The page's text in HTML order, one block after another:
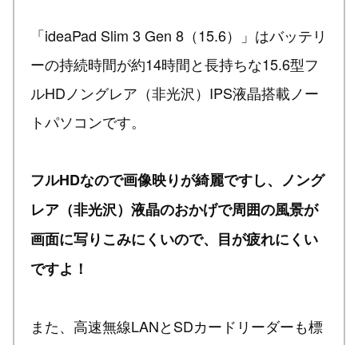
「ideaPad Slim 3 Gen 8（15.6）」はバッテリ
ーの持続時間が約14時間と長持ちな15.6型フ
ルHDノングレア（非光沢）IPS液晶搭載ノー
トパソコンです。
フルHDなので画像映りが綺麗ですし、ノング
レア（非光沢）液晶のおかげで周囲の風景が
画面に写りこみにくいので、目が疲れにくい
ですよ！
また、高速無線LANとSDカードリーダーも標